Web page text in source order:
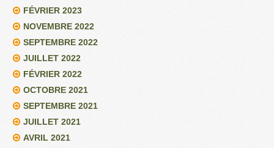
FÉVRIER 2023
NOVEMBRE 2022
SEPTEMBRE 2022
JUILLET 2022
FÉVRIER 2022
OCTOBRE 2021
SEPTEMBRE 2021
JUILLET 2021
AVRIL 2021